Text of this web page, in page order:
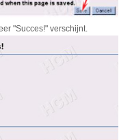
"Succes!" verschijnt.